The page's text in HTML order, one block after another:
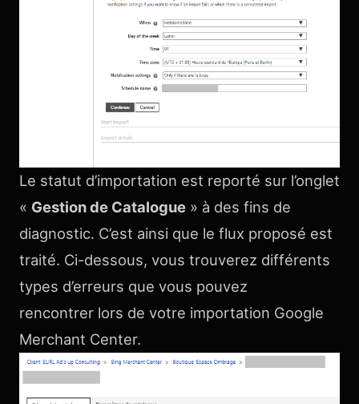
Le statut d’importation est reporté sur l’onglet
« Gestion de Catalogue » à des fins de
diagnostic. C’est ainsi que le flux proposé est
traité. Ci-dessous, vous trouverez différents
types d’erreurs que vous pouvez
rencontrer lors de votre importation Google
Merchant Center.